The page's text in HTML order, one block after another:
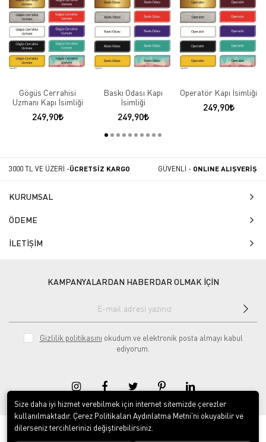
Gögüs Cerrahisi
Uzmanı Kapı İsimliği
249,90
Baskı Odası Kapı
İsimliği
249,90
Operatör Kapı İsimliği
249,90
3000 TL VE ÜZERİ -ÜCRETSİZ KARGO GÜVENLİ - ONLINE ALIŞVERİŞ
KURUMSAL
ÖDEME
İLETİŞİM
KAMPANYALARDAN HABERDAR OLMAK İÇİN
Gizlilik politikasını okudum ve elektronik posta almayı kabul
ediyorum.
© 2020Isg Tabelam. Tüm hakları saklıdır.
Size daha iyi hizmet verebilmek için internet sitemizde çerezler
kullanılmaktadır. Çerez Politikaları Aydınlatma Metni’ni okuyabilir ve
dilerseniz tercihlerinizi değiştirebilirsiniz.